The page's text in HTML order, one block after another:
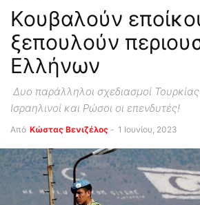
Κουβαλούν
ξεπουλούν
Ελλήνων
Δυο παράλληλοι σχεδιασμοί
Ισραηλινοί και Ρώσοι οι επενδυτές!
Από Κώστας Βενιζέλος - 1 Ιουνίου, 2023